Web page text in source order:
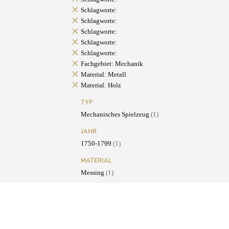
Schlagworte:
Schlagworte:
Schlagworte:
Schlagworte:
Schlagworte:
Fachgebiet: Mechanik
Material: Metall
Material: Holz
TYP
Mechanisches Spielzeug (1)
JAHR
1750-1799 (1)
MATERIAL
Messing (1)